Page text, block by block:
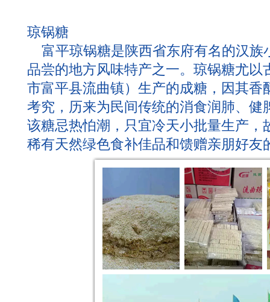
琼锅糖
富平琼锅糖是陕西省东府有名的汉族
品尝的地方风味特产之一。琼锅糖尤以
市富平县流曲镇）生产的成糖，因其香
考究，历来为民间传统的消食润肺、健
该糖忌热怕潮，只宜冷天小批量生产，
稀有天然绿色食补佳品和馈赠亲朋好友